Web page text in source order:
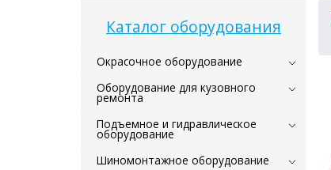
Каталог оборудования
Окрасочное оборудование
Оборудование для кузовного
ремонта
Подъемное и гидравлическое
оборудование
Шиномонтажное оборудование